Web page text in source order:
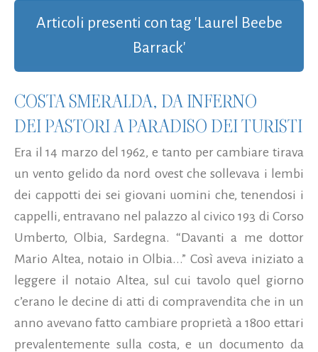
Articoli presenti con tag 'Laurel Beebe
Barrack'
COSTA SMERALDA, DA INFERNO
DEI PASTORI A PARADISO DEI TURISTI
Era il 14 marzo del 1962, e tanto per cambiare tirava
un vento gelido da nord ovest che sollevava i lembi
dei cappotti dei sei giovani uomini che, tenendosi i
cappelli, entravano nel palazzo al civico 193 di Corso
Umberto, Olbia, Sardegna. “Davanti a me dottor
Mario Altea, notaio in Olbia...” Così aveva iniziato a
leggere il notaio Altea, sul cui tavolo quel giorno
c’erano le decine di atti di compravendita che in un
anno avevano fatto cambiare proprietà a 1800 ettari
prevalentemente sulla costa, e un documento da